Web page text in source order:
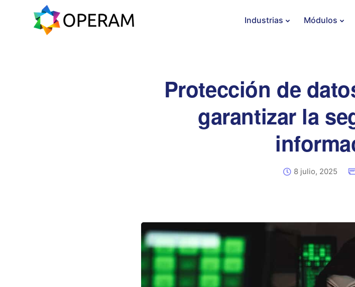
Industrias Módulos
Protección de
garantizar la
8 julio, 2025